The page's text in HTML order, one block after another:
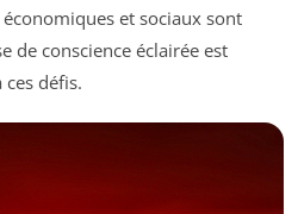
et sociaux sont
de conscience éclairée est
défis.